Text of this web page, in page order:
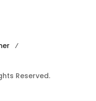
Reserved.